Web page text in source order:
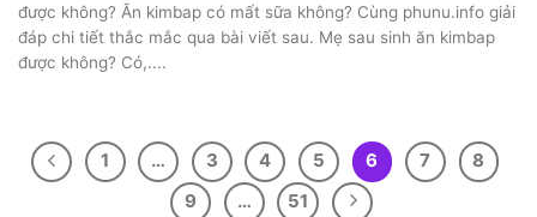
được không? Ăn kimbap có mất sữa không? Cùng phunu.info giải
đáp chi tiết thắc mắc qua bài viết sau. Mẹ sau sinh ăn kimbap
được không? Có,....
1 … 3 4 5 6 7
8
9
… 51